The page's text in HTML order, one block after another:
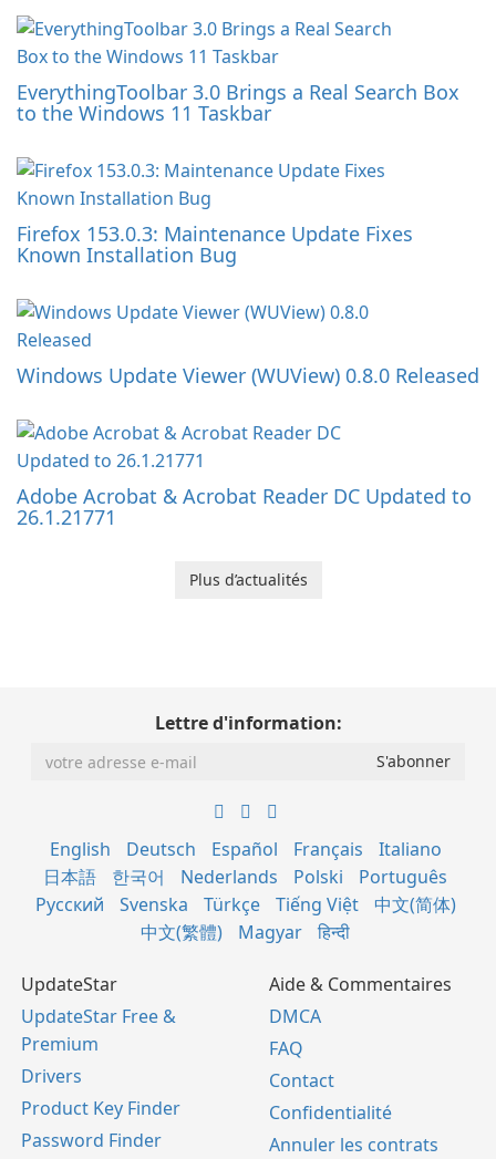
EverythingToolbar 3.0 Brings a Real Search Box
to the Windows 11 Taskbar
Firefox 153.0.3: Maintenance Update Fixes
Known Installation Bug
Windows Update Viewer (WUView) 0.8.0 Released
Adobe Acrobat & Acrobat Reader DC Updated to
26.1.21771
Plus d’actualités
Lettre d'information:
English Deutsch Español Français
Italiano
日本語
한국어 Nederlands Polski
Português
Русский
Svenska Türkçe Tiếng Việt
中文(简体)
中文(繁體)
Magyar हिन्दी
UpdateStar
UpdateStar Free &
Premium
Drivers
Product Key Finder
Password Finder
Aide & Commentaires
DMCA
FAQ
Contact
Confidentialité
Annuler les contrats